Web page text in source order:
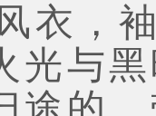
衣，
光与
途的